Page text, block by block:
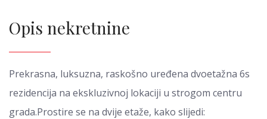
Opis nekretnine
Prekrasna, luksuzna, raskošno uređena dvoetažna 6s
rezidencija na ekskluzivnoj lokaciji u strogom centru
grada.Prostire se na dvije etaže, kako slijedi: